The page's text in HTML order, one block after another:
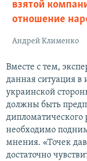
взятой
отношение
Андрей Клименко
Вместе с тем,
данная ситуация в
украинской
должны быть
дипломатического
необходимо
мнения. «Точек
достаточно